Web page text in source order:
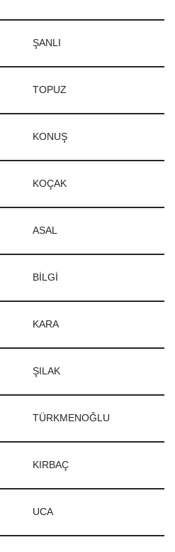
ŞANLI
TOPUZ
KONUŞ
KOÇAK
ASAL
BİLGİ
KARA
ŞILAK
TÜRKMENOĞLU
KIRBAÇ
UCA